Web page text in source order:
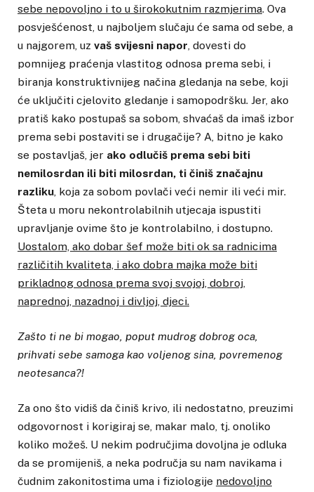
sebe nepovoljno i to u širokokutnim razmjerima. Ova
posvješćenost, u najboljem slučaju će sama od sebe, a
u najgorem, uz vaš svijesni napor , dovesti do
pomnijeg praćenja vlastitog odnosa prema sebi, i
biranja konstruktivnijeg načina gledanja na sebe, koji
će uključiti cjelovito gledanje i samopodršku. Jer, ako
pratiš kako postupaš sa sobom, shvaćaš da imaš izbor
prema sebi postaviti se i drugačije? A, bitno je kako
se postavljaš, jer ako odlučiš prema sebi biti
nemilosrdan ili biti milosrdan, ti činiš značajnu
razliku , koja za sobom povlači veći nemir ili veći mir.
Šteta u moru nekontrolabilnih utjecaja ispustiti
upravljanje ovime što je kontrolabilno, i dostupno.
Uostalom, ako dobar šef može biti ok sa radnicima
različitih kvaliteta, i ako dobra majka može biti
prikladnog odnosa prema svoj svojoj, dobroj,
naprednoj, nazadnoj i divljoj, djeci.
Zašto ti ne bi mogao, poput mudrog dobrog oca,
prihvati sebe samoga kao voljenog sina, povremenog
neotesanca?!
Za ono što vidiš da činiš krivo, ili nedostatno, preuzimi
odgovornost i korigiraj se, makar malo, tj. onoliko
koliko možeš. U nekim područjima dovoljna je odluka
da se promijeniš, a neka područja su nam navikama i
čudnim zakonitostima uma i fiziologije nedovoljno